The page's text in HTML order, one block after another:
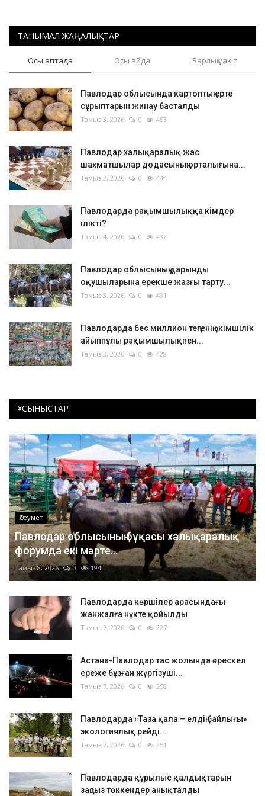
ТАНЫМАЛ ЖАҢАЛЫҚТАР
Осы аптада Осы айда Барлық уақыт
Павлодар облысында картоптың ерте
сұрыптарын жинау басталды
Тамыз 3, 2026 0 453
Павлодар халықаралық жас
шахматшылар додасының орталығына...
Тамыз 2, 2026 0 444
Павлодарда рақымшылыққа кімдер
ілікті?
Тамыз 4, 2026 0 432
Павлодар облысының дарынды
оқушыларына ерекше жазғы тарту...
Тамыз 3, 2026 0 431
Павлодарда бес миллион теңгенің әкімшілік
айыппұлы рақымшылықпен...
Тамыз 3, 2026 0 428
ҰСЫНЫСТАР
Әлеумет
Павлодар облысының бұқасы халықаралық
форумда екі мәрте...
Тамыз 8, 2026 0 194
Павлодарда көршілер арасындағы
жанжалға нүкте қойылды
Тамыз 7, 2026 0 227
Астана-Павлодар тас жолында өрескел
ереже бұзған жүргізуші...
Тамыз 7, 2026 0 258
Павлодарда «Таза қала – елдің байлығы»
экологиялық рейді...
Тамыз 7, 2026 0 251
Павлодарда құрылыс қалдықтарын
заңсыз төккендер анықталды